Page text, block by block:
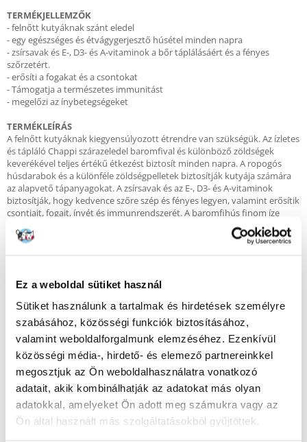
Ez a weboldal sütiket használ
Sütiket használunk a tartalmak és hirdetések személyre
szabásához, közösségi funkciók biztosításához,
valamint weboldalforgalmunk elemzéséhez. Ezenkívül
közösségi média-, hirdető- és elemező partnereinkkel
megosztjuk az Ön weboldalhasználatra vonatkozó
adatait, akik kombinálhatják az adatokat más olyan
adatokkal, amelyeket Ön adott meg számukra vagy az
Ön által használt más szolgáltatásokból gyűjtöttek.
TERMÉKJELLEMZŐK
- felnőtt kutyáknak szánt eledel
- egy egészséges és étvágygerjesztő húsétel minden napra
- zsírsavak és E-, D3- és A-vitaminok a bőr táplálásáért és a fényes
szőrzetért.
- erősíti a fogakat és a csontokat
- Támogatja a természetes immunitást
- megelőzi az ínybetegségeket
TERMÉKLEÍRÁS
A felnőtt kutyáknak kiegyensúlyozott étrendre van szükségük. Az ízletes
és tápláló Chappi szárazeledel baromfival és különböző zöldségek
keverékével teljes értékű étkezést biztosít minden napra. A ropogós
húsdarabok és a különféle zöldségpelletek biztosítják kutyája számára
az alapvető tápanyagokat. A zsírsavak és az E-, D3- és A-vitaminok
biztosítják, hogy kedvence szőre szép és fényes legyen, valamint erősítik
csontjait, fogait, ínyét és immunrendszerét. A baromfihús finom íze
kielégíti barátja ízlését, és energiát ad neki minden új napra.
- olajok és zsírok
- növényi eredetű termékek
- Zöldségek (min. 4% sárgarépa narancssárga pelletben, min. 4% borsó
zöld pelletben)
- ásványi anyagok.
ANALITIKAI ÖSSZETEVŐK
- fehérje 16%
- zsírtartalom 8%
- szervetlen anyag 7%
- nyersrost 3%
- kalcium 1%